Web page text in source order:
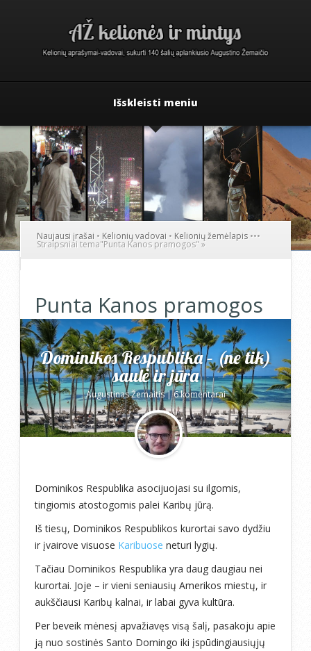
Išskleisti meniu
Naujausi įrašai • Kelionių vadovai • Kelionių žemėlapis •••
Straipsniai tema"Punta Kanos pramogos" »
Punta Kanos pramogos
Dominikos Respublika – (ne tik)
saulė ir jūra
Augustinas Žemaitis|6 komentarai
Dominikos Respublika asocijuojasi su ilgomis,
tingiomis atostogomis palei Karibų jūrą.
Iš tiesų, Dominikos Respublikos kurortai savo dydžiu
ir įvairove visuose Karibuose neturi lygių.
Tačiau Dominikos Respublika yra daug daugiau nei
kurortai. Joje – ir vieni seniausių Amerikos miestų, ir
aukščiausi Karibų kalnai, ir labai gyva kultūra.
Per beveik mėnesį apvažiavęs visą šalį, pasakoju apie
ją nuo sostinės Santo Domingo iki įspūdingiausiųjų